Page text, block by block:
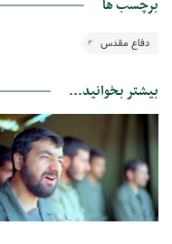
برچسب ها
دفاع مقدس
بیشتر بخوانید...